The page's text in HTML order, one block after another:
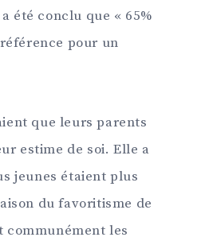
été conclu que « 65%
pour un
que leurs parents
estime de soi. Elle a
jeunes étaient plus
du favoritisme de
communément les